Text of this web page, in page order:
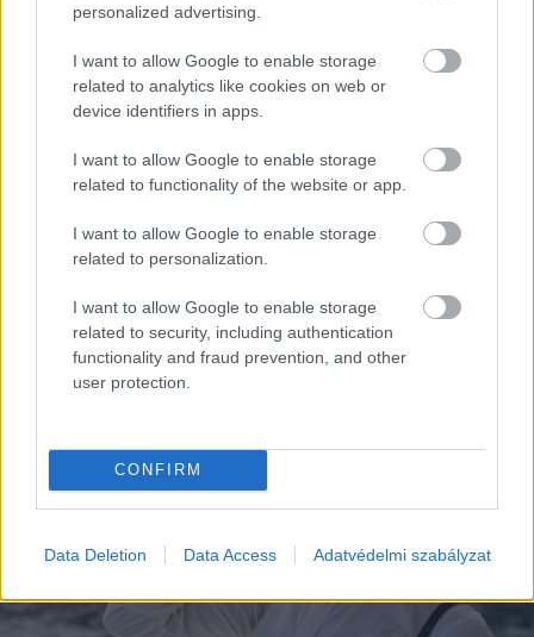
personalized advertising.
I want to allow Google to enable storage
related to analytics like cookies on web or
device identifiers in apps.
I want to allow Google to enable storage
related to functionality of the website or app.
I want to allow Google to enable storage
related to personalization.
I want to allow Google to enable storage
related to security, including authentication
functionality and fraud prevention, and other
user protection.
CONFIRM
Data Deletion Data Access Adatvédelmi szabályzat
EZEK IS ÉRDEKELHETNEK
Ínyenc